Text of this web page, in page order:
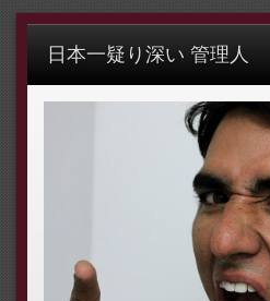
日本一疑り深い 管理人